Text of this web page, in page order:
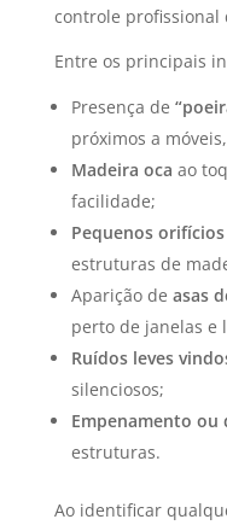
controle profissional
Entre os principais
Presença de
próximos a
Madeira oca ao
facilidade;
Pequenos orifícios
estruturas de
Aparição de asas
perto de janelas e
Ruídos leves
silenciosos;
Empenamento ou
estruturas.
Ao identificar